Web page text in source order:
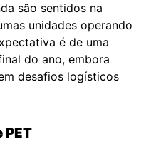
são sentidos na
unidades operando
é de uma
do ano, embora
desafios logísticos
PET